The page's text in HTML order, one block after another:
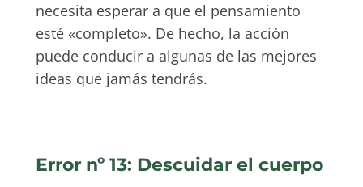
necesita esperar a que el pensamiento
esté «completo». De hecho, la acción
puede conducir a algunas de las mejores
ideas que jamás tendrás.
Error nº 13: Descuidar el cuerpo